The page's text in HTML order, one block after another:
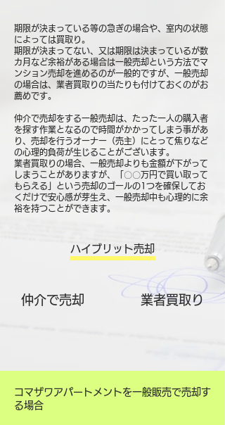
期限が決まっている等の急ぎの場合や、室内の状態
によっては買取り。
期限が決まってない、又は期限は決まっているが数
カ月など余裕がある場合は一般売却という方法でマ
ンション売却を進めるのが一般的ですが、一般売却
の場合は、業者買取りの当たりも付けておくのがお
薦めです。
仲介で売却をする一般売却は、たった一人の購入者
を探す作業となるので時間がかかってしまう事があ
り、売却を行うオーナー（売主）にとって焦りなど
の心理的負荷が生じることがございます。
業者買取りの場合、一般売却よりも金額が下がって
しまうことがありますが、「〇〇万円で買い取って
もらえる」という売却のゴールの1つを確保してお
くだけで安心感が芽生え、一般売却中も心理的に余
裕を持つことができます。
ハイブリット売却
仲介で売却 ​業者買取り
コマザワアパートメントを一般販売で売却す
る場合